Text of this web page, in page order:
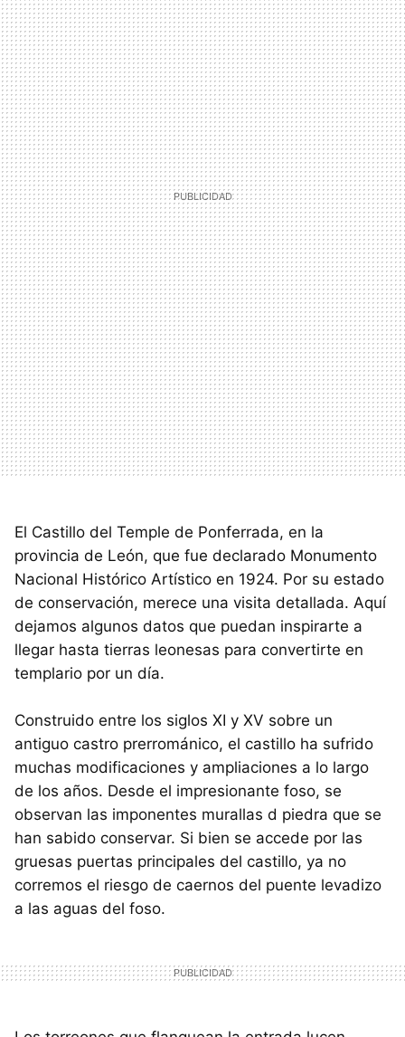
El Castillo del Temple de Ponferrada, en la
provincia de León, que fue declarado Monumento
Nacional Histórico Artístico en 1924. Por su estado
de conservación, merece una visita detallada. Aquí
dejamos algunos datos que puedan inspirarte a
llegar hasta tierras leonesas para convertirte en
templario por un día.
Construido entre los siglos XI y XV sobre un
antiguo castro prerrománico, el castillo ha sufrido
muchas modificaciones y ampliaciones a lo largo
de los años. Desde el impresionante foso, se
observan las imponentes murallas d piedra que se
han sabido conservar. Si bien se accede por las
gruesas puertas principales del castillo, ya no
corremos el riesgo de caernos del puente levadizo
a las aguas del foso.